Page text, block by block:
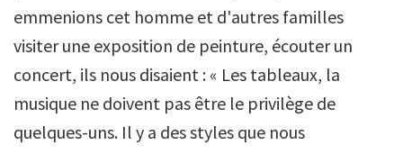
emmenions cet homme et d'autres familles
visiter une exposition de peinture, écouter un
concert, ils nous disaient : « Les tableaux, la
musique ne doivent pas être le privilège de
quelques-uns. Il y a des styles que nous